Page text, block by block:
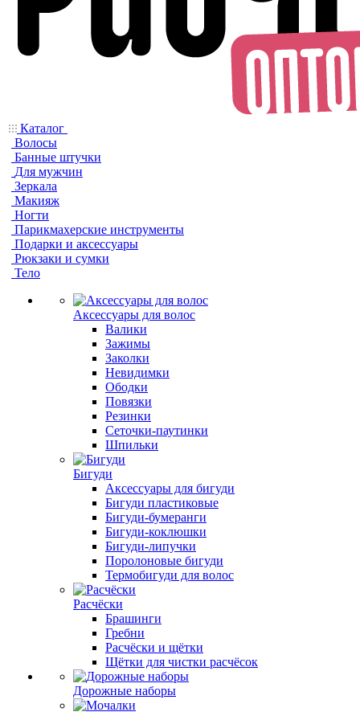
Каталог
Волосы
Банные штучки
Для мужчин
Зеркала
Макияж
Ногти
Парикмахерские инструменты
Подарки и аксессуары
Рюкзаки и сумки
Тело
Аксессуары для волос
Валики
Зажимы
Заколки
Невидимки
Ободки
Повязки
Резинки
Сеточки-паутинки
Шпильки
Бигуди
Аксессуары для бигуди
Бигуди пластиковые
Бигуди-бумеранги
Бигуди-коклюшки
Бигуди-липучки
Поролоновые бигуди
Термобигуди для волос
Расчёски
Брашинги
Гребни
Расчёски и щётки
Щётки для чистки расчёсок
Дорожные наборы